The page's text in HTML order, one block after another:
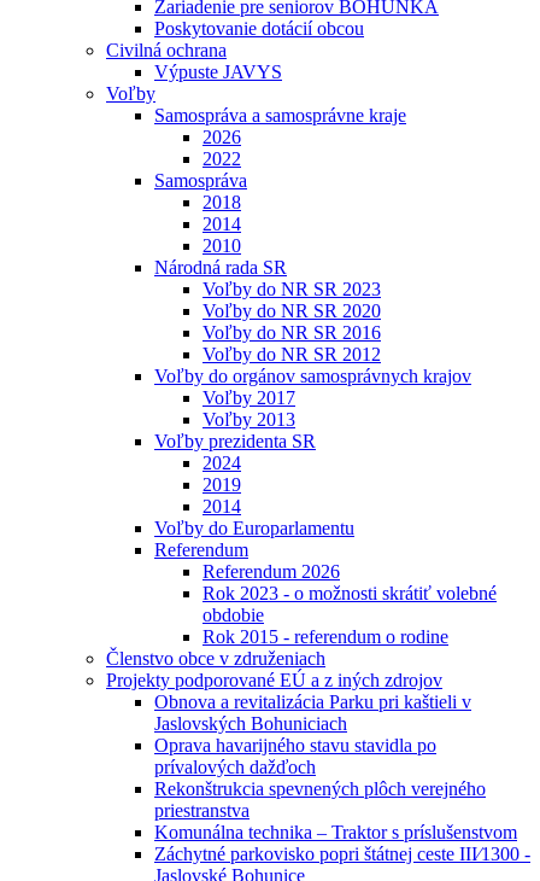
Zariadenie pre seniorov BOHUNKA
Poskytovanie dotácií obcou
Civilná ochrana
Výpuste JAVYS
Voľby
Samospráva a samosprávne kraje
2026
2022
Samospráva
2018
2014
2010
Národná rada SR
Voľby do NR SR 2023
Voľby do NR SR 2020
Voľby do NR SR 2016
Voľby do NR SR 2012
Voľby do orgánov samosprávnych krajov
Voľby 2017
Voľby 2013
Voľby prezidenta SR
2024
2019
2014
Voľby do Europarlamentu
Referendum
Referendum 2026
Rok 2023 - o možnosti skrátiť volebné
obdobie
Rok 2015 - referendum o rodine
Členstvo obce v združeniach
Projekty podporované EÚ a z iných zdrojov
Obnova a revitalizácia Parku pri kaštieli v
Jaslovských Bohuniciach
Oprava havarijného stavu stavidla po
prívalových dažďoch
Rekonštrukcia spevnených plôch verejného
priestranstva
Komunálna technika – Traktor s príslušenstvom
Záchytné parkovisko popri štátnej ceste III⁄1300 -
Jaslovské Bohunice